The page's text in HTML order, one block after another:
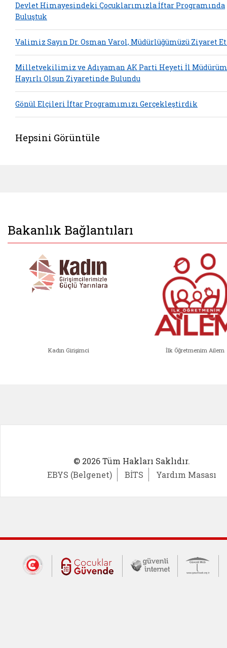
Devlet Himayesindeki Çocuklarımızla İftar Programında
Buluştuk
Valimiz Sayın Dr. Osman Varol, Müdürlüğümüzü Ziyaret
Milletvekilimiz ve Adıyaman AK Parti Heyeti İl
Hayırlı Olsun Ziyaretinde Bulundu
Gönül Elçileri İftar Programımızı Gerçekleştirdik
Hepsini Görüntüle
Bakanlık Bağlantıları
Kadın Girişimci İlk Öğretmenim Ailem
© 2026 Tüm Hakları Saklıdır.
EBYS (Belgenet)
BİTS Yardım Masası
Dış Bağlantılar
Cumhurbaşkanlığı İletişim Merkezi
Çocuklar Güvende (yeni
Güvenli